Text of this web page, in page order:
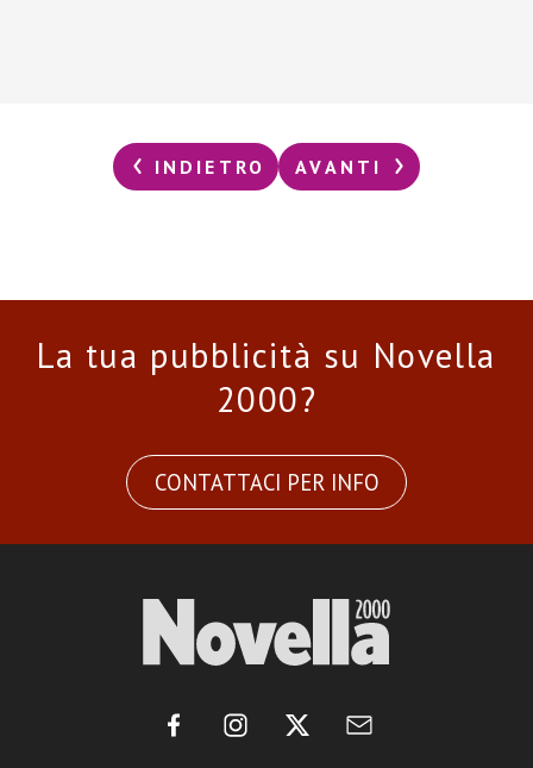
INDIETRO AVANTI
La tua pubblicità su Novella
2000?
CONTATTACI PER INFO